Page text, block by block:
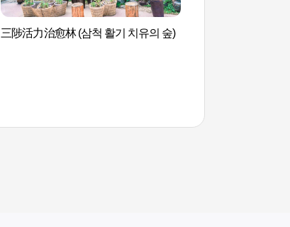
三陟活力治愈林 (삼척 활기 치유의 숲)